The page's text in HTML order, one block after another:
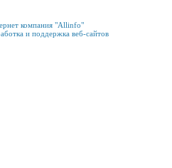
компания "Allinfo"
и поддержка веб-сайтов